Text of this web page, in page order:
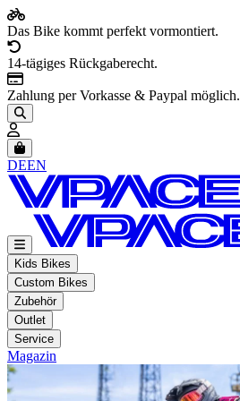
Das Bike kommt perfekt vormontiert.
14-tägiges Rückgaberecht.
Zahlung per Vorkasse & Paypal möglich.
Artikel im Warenkorb, Warenkorb anzeigen
DEEN
Kids Bikes
Custom Bikes
Zubehör
Outlet
Service
Magazin